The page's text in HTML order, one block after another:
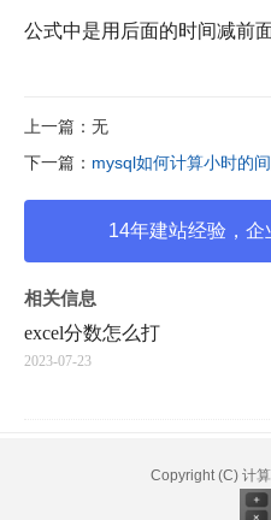
公式中是用后面的时间减前
上一篇： 无
下一篇： mysql如何计算小时的
14年建站经验，
相关信息
excel分数怎么打
2023-07-23
Copyright (C) 计